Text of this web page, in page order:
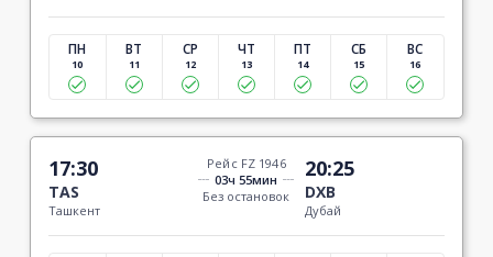
ПН
10
ВТ
11
СР
12
ЧТ
13
ПТ
14
СБ
15
ВС
16
17:30
TAS
Ташкент
Рейс FZ 1946
03ч 55мин
Без остановок
20:25
DXB
Дубай